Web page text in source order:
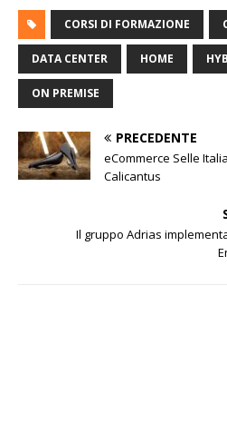
CORSI DI FORMAZIONE
DATA CENTER HOME
ON PREMISE
PRECEDENTE
eCommerce Selle
Calicantus
Il gruppo Adrias